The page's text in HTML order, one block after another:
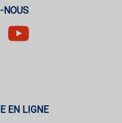
NOUS
EN LIGNE